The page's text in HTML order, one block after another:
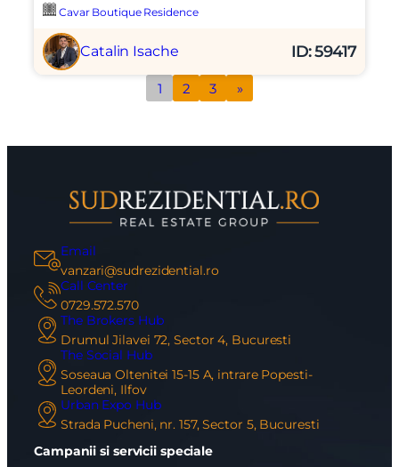
Cavar Boutique Residence
Catalin Isache ID: 59417
1 2 3 »
Email
vanzari@sudrezidential.ro
Call Center
0729.572.570
The Brokers Hub
Drumul Jilavei 72, Sector 4, Bucuresti
The Social Hub
Soseaua Oltenitei 15-15 A, intrare Popesti-
Leordeni, Ilfov
Urban Expo Hub
Strada Pucheni, nr. 157, Sector 5, Bucuresti
Campanii si servicii speciale